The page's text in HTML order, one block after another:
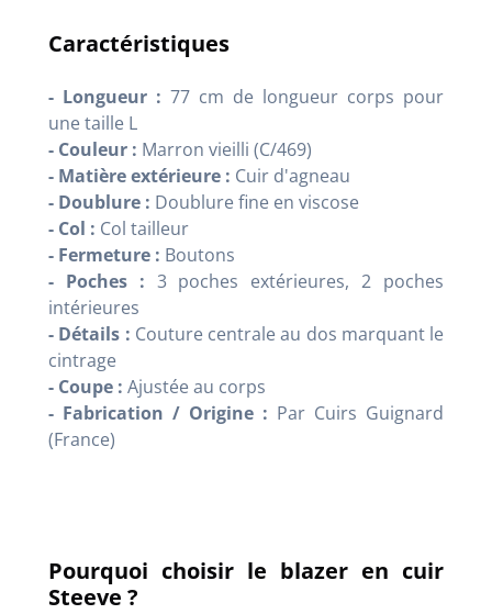
Caractéristiques
- Longueur : 77 cm de longueur corps pour
une taille L
- Couleur : Marron vieilli (C/469)
- Matière extérieure : Cuir d'agneau
- Doublure : Doublure fine en viscose
- Col : Col tailleur
- Fermeture : Boutons
- Poches : 3 poches extérieures, 2 poches
intérieures
- Détails : Couture centrale au dos marquant le
cintrage
- Coupe : Ajustée au corps
- Fabrication / Origine : Par Cuirs Guignard
(France)
Pourquoi choisir le blazer en cuir
Steeve ?